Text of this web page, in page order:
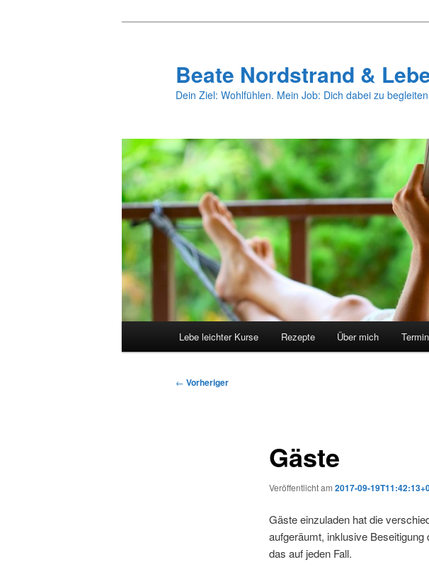
Beate Nordstrand &
Dein Ziel: Wohlfühlen. Mein Job: Dich dabei zu begleiten
Lebe leichter Kurse Rezepte Über mich
Beitragsnavigation
← Vorheriger
Gäste
Veröffentlicht am 2017-09-
Gäste einzuladen hat die
aufgeräumt, inklusive
das auf jeden Fall.